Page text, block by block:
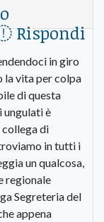
Rispondi
in giro
la vita per colpa
di questa
ungulati è
di
in tutti i
un qualcosa,
regionale
Segreteria del
appena